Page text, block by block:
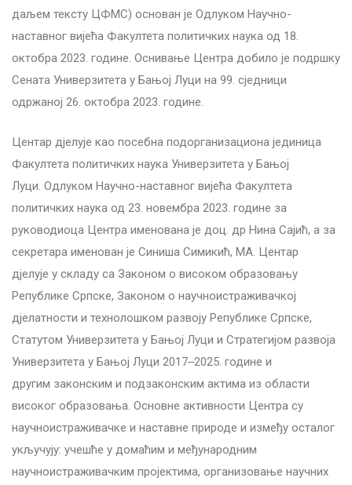
даљем тексту ЦФМС) основан је Одлуком Научно-
наставног вијећа Факултета политичких наука од 18.
октобра 2023. године. Оснивање Центра добило је подршку
Сената Универзитета у Бањој Луци на 99. сједници
одржаној 26. октобра 2023. године.
Центар дјелује као посебна подорганизациона јединица
Факултета политичких наука Универзитета у Бањој
Луци. Одлуком Научно-наставног вијећа Факултета
политичких наука од 23. новембра 2023. године за
руководиоца Центра именована је доц. др Нина Сајић, а за
секретара именован је Синиша Симикић, МА. Центар
дјелује у складу са Законом о високом образовању
Републике Српске, Законом о научноистраживачкој
дјелатности и технолошком развоју Републике Српске,
Статутом Универзитета у Бањој Луци и Стратегијом развоја
Универзитета у Бањој Луци 2017‒2025. године и
другим законским и подзаконским актима из области
високог образовања. Основне активности Центра су
научноистраживачке и наставне природе и између осталог
укључују: учешће у домаћим и међународним
научноистраживачким пројектима, организовање научних